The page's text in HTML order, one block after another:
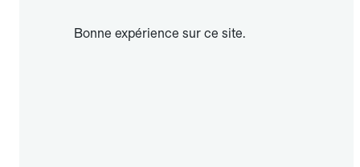
Bonne expérience sur ce site.